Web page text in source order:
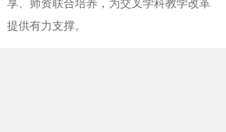
享、师资联合培养，为交叉学科教学改革
提供有力支撑。